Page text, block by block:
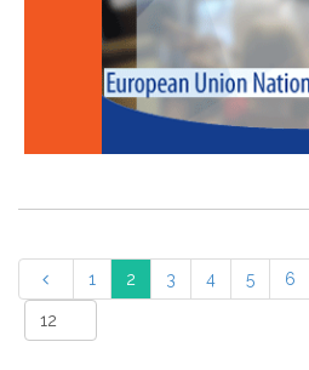
1 2 3 4 5 6